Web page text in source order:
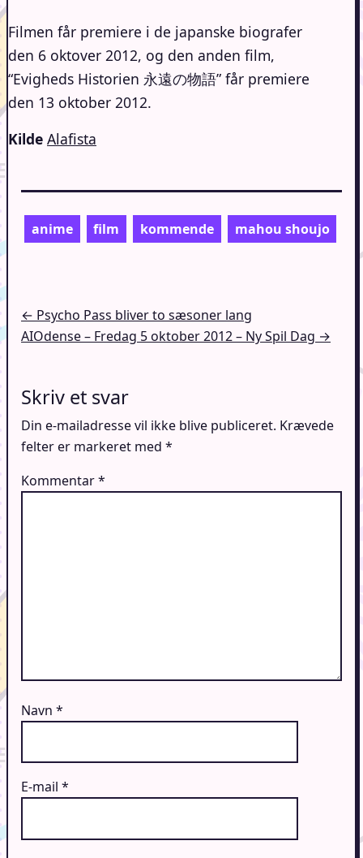
Filmen får premiere i de japanske biografer
den 6 oktover 2012, og den anden film,
“Evigheds Historien 永遠の物語” får premiere
den 13 oktober 2012.
Kilde Alafista
anime film kommende mahou shoujo
Indlægsnavigation
← Psycho Pass bliver to sæsoner lang
AIOdense – Fredag 5 oktober 2012 – Ny Spil Dag →
Skriv et svar
Din e-mailadresse vil ikke blive publiceret. Krævede
felter er markeret med *
Kommentar*
Navn *
E-mail *